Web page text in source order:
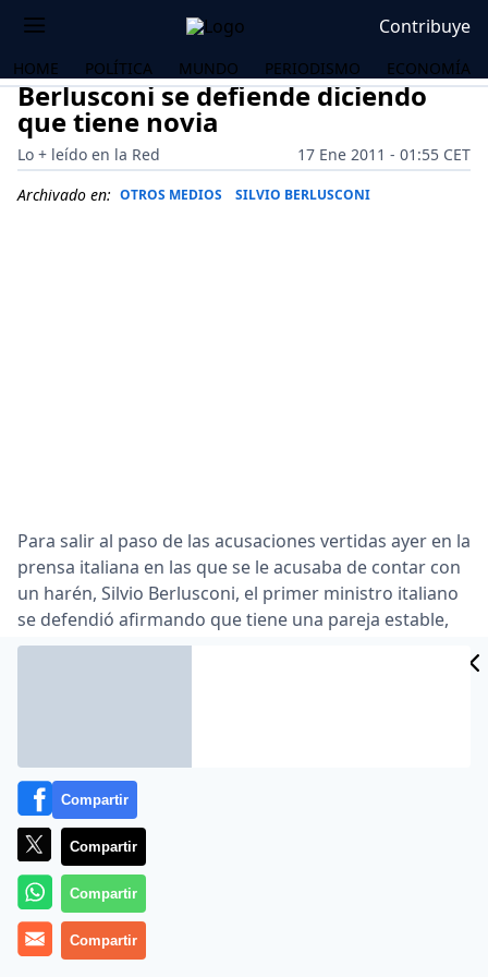
Contribuye
HOME POLÍTICA MUNDO PERIODISMO ECONOMÍA
Berlusconi se defiende diciendo
que tiene novia
Lo + leído en la Red
17 Ene 2011 - 01:55 CET
Archivado en: OTROS MEDIOS SILVIO BERLUSCONI
Para salir al paso de las acusaciones vertidas ayer en la
prensa italiana en las que se le acusaba de contar con
un harén, Silvio Berlusconi, el primer ministro italiano
se defendió afirmando que tiene una pareja estable,
algo que según él, es incompatible con lo publicado.
MÁS EN OTROS MEDIOS
Compartir
Compartir
Compartir
Compartir